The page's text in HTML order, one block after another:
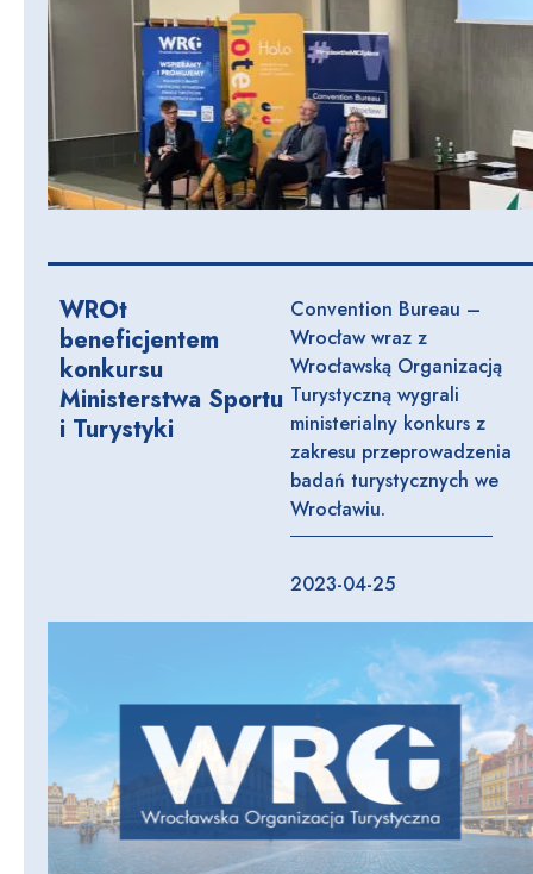
WROt
beneficjentem
konkursu
Ministerstwa Sportu
i Turystyki
Convention Bureau –
Wrocław wraz z
Wrocławską Organizacją
Turystyczną wygrali
ministerialny konkurs z
zakresu przeprowadzenia
badań turystycznych we
Wrocławiu.
2023-04-25